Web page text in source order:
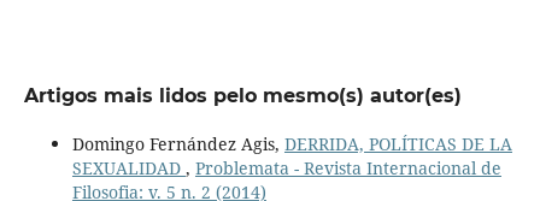
Artigos mais lidos pelo mesmo(s) autor(es)
Domingo Fernández Agis, DERRIDA, POLÍTICAS DE LA
SEXUALIDAD , Problemata - Revista Internacional de
Filosofia: v. 5 n. 2 (2014)